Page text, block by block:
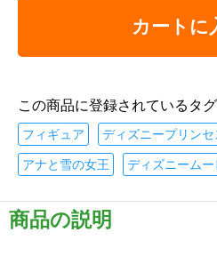
カートに
この商品に登録されているタグ
フィギュア ディズニープリンセ
アナと雪の女王 ディズニームー
商品の説明